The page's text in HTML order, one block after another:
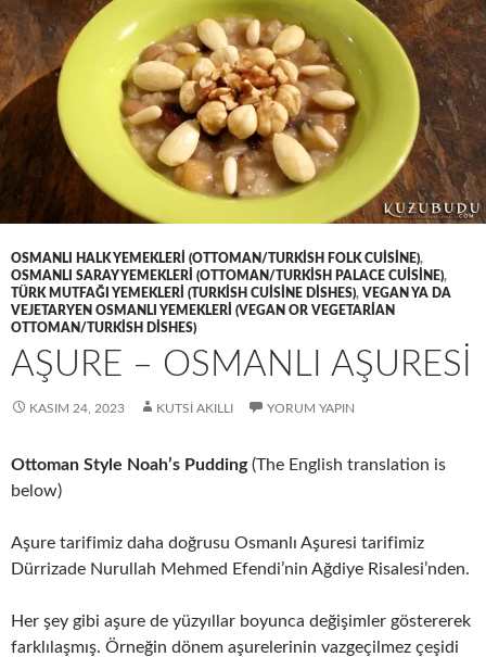
OSMANLI HALK YEMEKLERI (OTTOMAN/TURKISH FOLK CUISINE),
OSMANLI SARAY YEMEKLERI (OTTOMAN/TURKISH PALACE CUISINE),
TÜRK MUTFAĞI YEMEKLERI (TURKISH CUISINE DISHES), VEGAN YA DA
VEJETARYEN OSMANLI YEMEKLERI (VEGAN OR VEGETARIAN
OTTOMAN/TURKISH DISHES)
AŞURE – OSMANLI AŞURESİ
KASIM 24, 2023 KUTSI AKILLI YORUM YAPIN
Ottoman Style Noah’s Pudding(The English translation is
below)
Aşure tarifimiz daha doğrusu Osmanlı Aşuresi tarifimiz
Dürrizade Nurullah Mehmed Efendi’nin Ağdiye Risalesi’nden.
Her şey gibi aşure de yüzyıllar boyunca değişimler göstererek
farklılaşmış. Örneğin dönem aşurelerinin vazgeçilmez çeşidi